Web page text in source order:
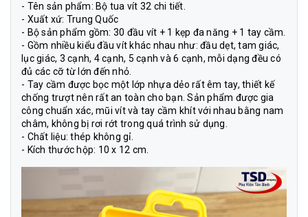
- Tên sản phẩm: Bộ tua vít 32 chi tiết.
- Xuất xứ: Trung Quốc
- Bộ sản phẩm gồm: 30 đầu vít + 1 kẹp đa năng + 1 tay cầm.
- Gồm nhiều kiểu đầu vít khác nhau như: đầu dẹt, tam giác,
lục giác, 3 cạnh, 4 cạnh, 5 cạnh và 6 cạnh, mỗi dạng đều có
đủ các cỡ từ lớn đến nhỏ.
- Tay cầm được bọc một lớp nhựa dẻo rất êm tay, thiết kế
chống trượt nên rất an toàn cho bạn. Sản phẩm được gia
công chuẩn xác, mũi vít và tay cầm khít với nhau bằng nam
châm, không bị rơi rớt trong quá trình sử dụng.
- Chất liệu: thép không gỉ.
- Kích thước hộp: 10 x 12 cm.